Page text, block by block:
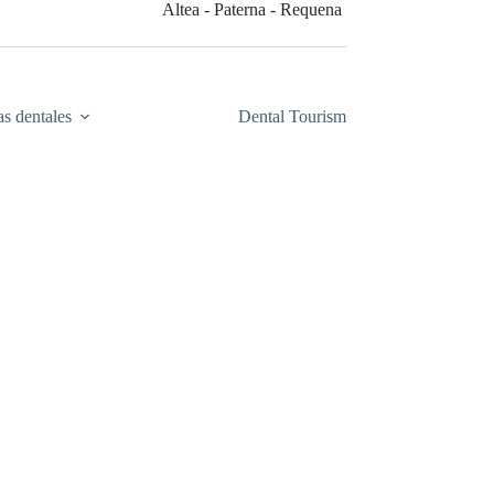
Altea - Paterna - Requena
dentales Dental Tourism